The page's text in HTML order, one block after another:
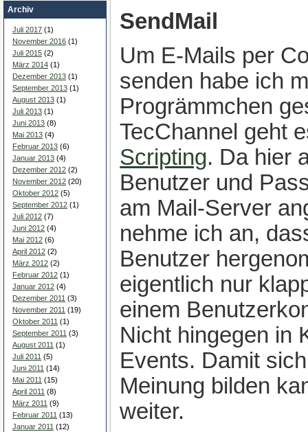
Archiv
Juli 2017 (1)
November 2016 (1)
Juli 2015 (2)
März 2014 (1)
Dezember 2013 (1)
September 2013 (1)
August 2013 (1)
Juli 2013 (1)
Juni 2013 (8)
Mai 2013 (4)
Februar 2013 (6)
Januar 2013 (4)
Dezember 2012 (2)
November 2012 (20)
Oktober 2012 (5)
September 2012 (1)
Juli 2012 (7)
Juni 2012 (4)
Mai 2012 (6)
April 2012 (2)
März 2012 (2)
Februar 2012 (1)
Januar 2012 (4)
Dezember 2011 (3)
November 2011 (19)
Oktober 2011 (1)
September 2011 (3)
August 2011 (1)
Juli 2011 (5)
Juni 2011 (14)
Mai 2011 (15)
April 2011 (8)
März 2011 (9)
Februar 2011 (13)
Januar 2011 (12)
SendMail
Um E-Mails per
senden habe ich
Progrämmchen
TecChannel geht
Scripting. Da hier
Benutzer und
am Mail-Server
nehme ich an,
Benutzer
eigentlich nur
einem
Nicht hingegen in
Events. Damit
Meinung bilden
weiter.